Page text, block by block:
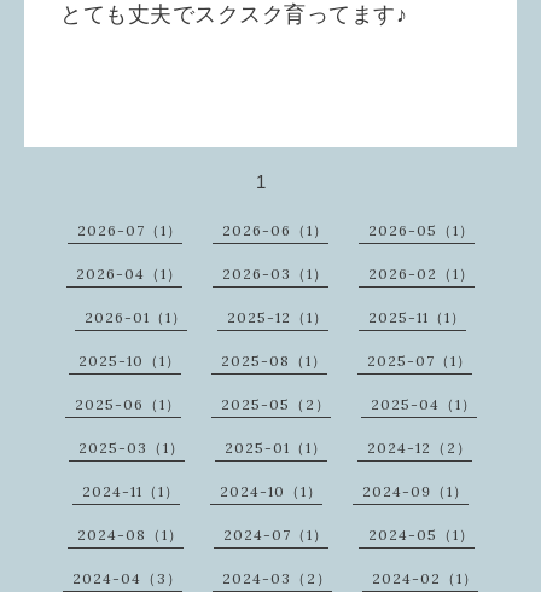
とても丈夫でスクスク育ってます♪
1
2026-07（1） 2026-06（1） 2026-05（1）
2026-04（1） 2026-03（1） 2026-02（1）
2026-01（1） 2025-12（1） 2025-11（1）
2025-10（1） 2025-08（1） 2025-07（1）
2025-06（1） 2025-05（2） 2025-04（1）
2025-03（1） 2025-01（1） 2024-12（2）
2024-11（1） 2024-10（1） 2024-09（1）
2024-08（1） 2024-07（1） 2024-05（1）
2024-04（3） 2024-03（2） 2024-02（1）